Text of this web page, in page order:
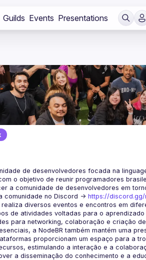
Guilds Events Presentations
de desenvolvedores focada na
o objetivo de reunir programadores
comunidade no Discord -> https://discord.gg/
realiza diversos eventos e encontros em
de atividades voltadas para o
a NodeBR também mantém uma
proporcionam um espaço para a
a disseminação do conhecimento e a